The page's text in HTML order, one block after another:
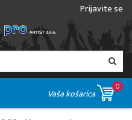
Prijavite se
Vaša košarica
0